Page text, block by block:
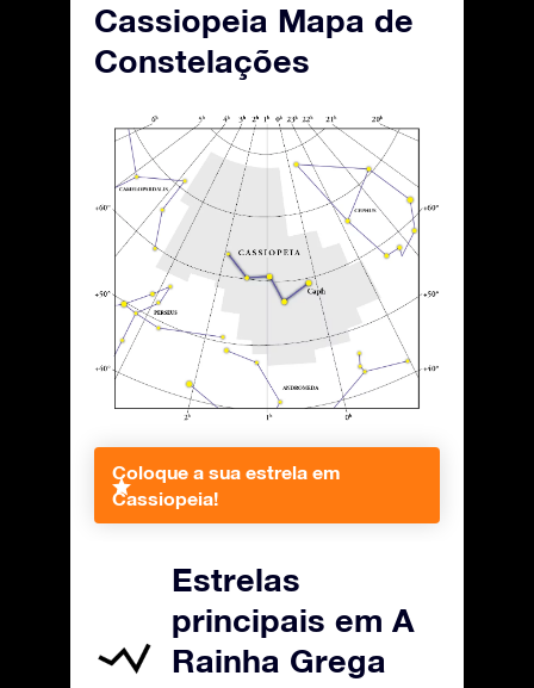
Cassiopeia Mapa de
Constelações
Coloque a sua estrela em
Cassiopeia!
Estrelas
principais em A
Rainha Grega